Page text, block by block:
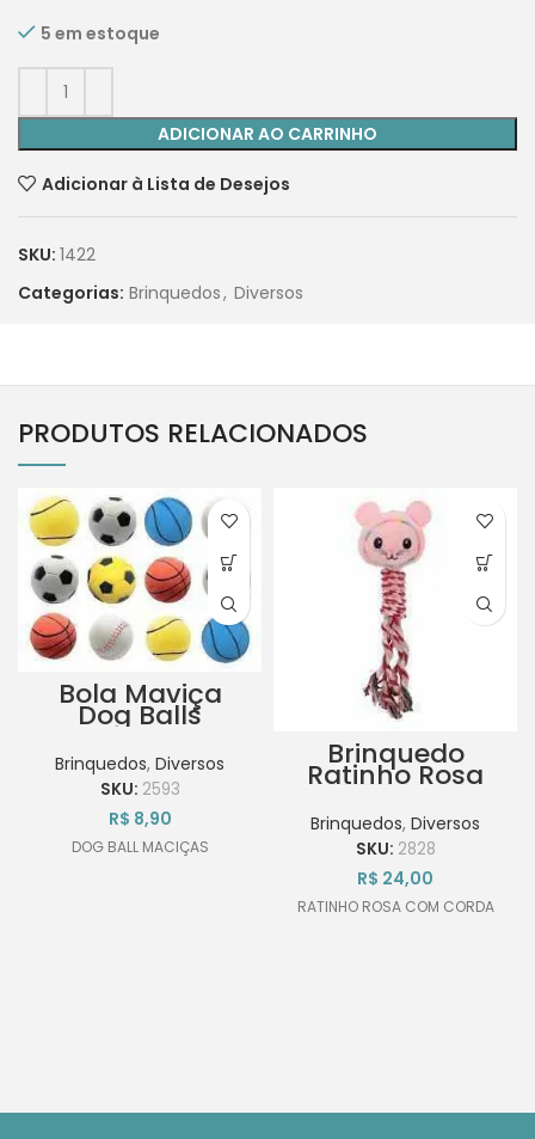
5 em estoque
ADICIONAR AO CARRINHO
Adicionar à Lista de Desejos
SKU: 1422
Categorias: Brinquedos, Diversos
PRODUTOS RELACIONADOS
Bola Maviça
Dog Balls
Savana
Unidade
Brinquedos, Diversos
SKU: 2593
R$ 8,90
DOG BALL MACIÇAS
Brinquedo
Ratinho Rosa
com Corda de
Pelúcia Pet Mart
28cm
Brinquedos, Diversos
SKU: 2828
R$ 24,00
RATINHO ROSA COM CORDA